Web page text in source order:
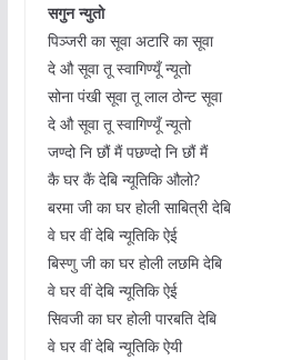
सगुन न्युतो
पिञ्जरी का सूवा अटारि का सूवा
दे औ सूवा तू स्वागिण्यूँ न्यूतो
सोना पंखी सूवा तू लाल ठोन्ट सूवा
दे औ सूवा तू स्वागिण्यूँ न्यूतो
जण्दो नि छौं मैं पछण्दो नि छौं मैं
कै घर कैं देबि न्यूतिकि औलो?
बरमा जी का घर होली साबित्री देबि
वे घर वीं देबि न्यूतिकि ऐई
बिस्णु जी का घर होली लछमि देबि
वे घर वीं देबि न्यूतिकि ऐई
सिवजी का घर होली पारबति देबि
वे घर वीं देबि न्यूतिकि ऐयी